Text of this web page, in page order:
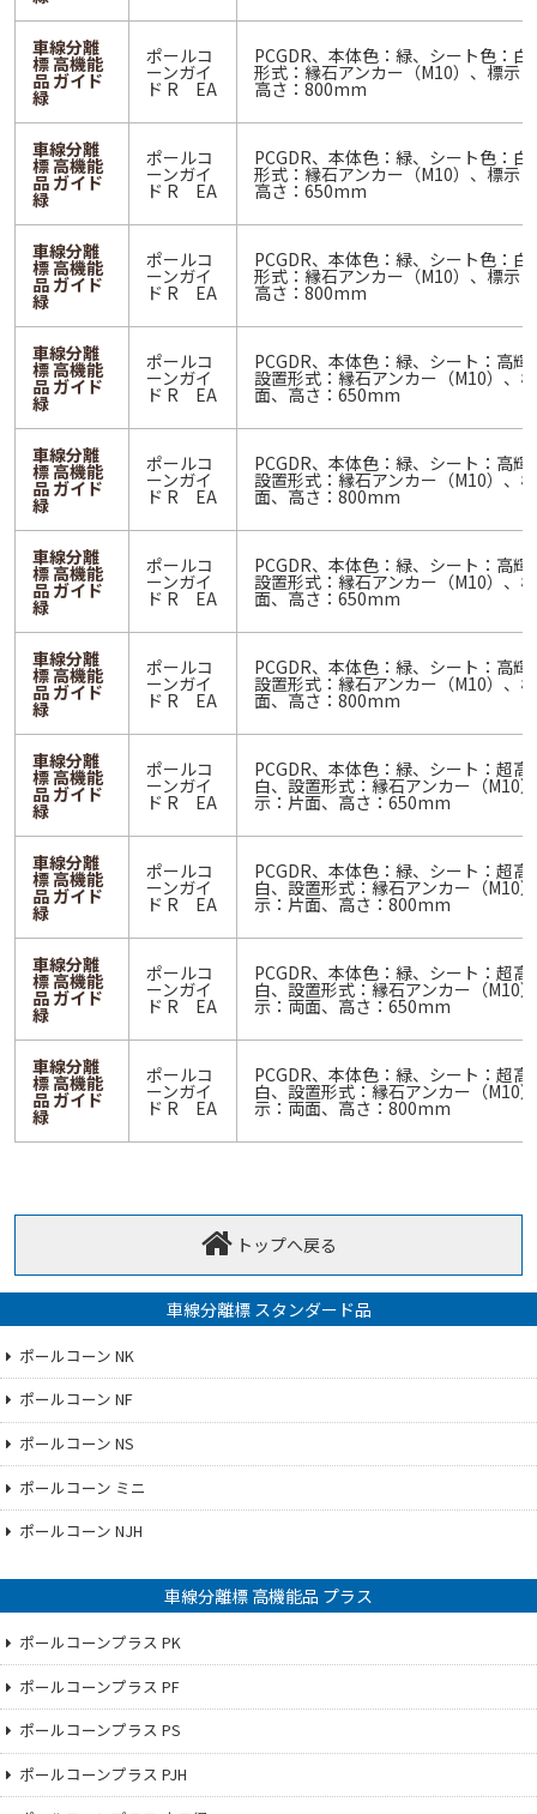
車線分離
標 高機能
品 ガイド
緑
ポールコ
ーンガイ
ド R EA
PCGDR、本体色：緑、シート色：白
形式：縁石アンカー（M10）、標示
高さ：800mm
車線分離
標 高機能
品 ガイド
緑
ポールコ
ーンガイ
ド R EA
PCGDR、本体色：緑、シート色：白
形式：縁石アンカー（M10）、標示
高さ：650mm
車線分離
標 高機能
品 ガイド
緑
ポールコ
ーンガイ
ド R EA
PCGDR、本体色：緑、シート色：白
形式：縁石アンカー（M10）、標示
高さ：800mm
車線分離
標 高機能
品 ガイド
緑
ポールコ
ーンガイ
ド R EA
PCGDR、本体色：緑、シート：高輝
設置形式：縁石アンカー（M10）、
面、高さ：650mm
車線分離
標 高機能
品 ガイド
緑
ポールコ
ーンガイ
ド R EA
PCGDR、本体色：緑、シート：高輝
設置形式：縁石アンカー（M10）、
面、高さ：800mm
車線分離
標 高機能
品 ガイド
緑
ポールコ
ーンガイ
ド R EA
PCGDR、本体色：緑、シート：高輝
設置形式：縁石アンカー（M10）、
面、高さ：650mm
車線分離
標 高機能
品 ガイド
緑
ポールコ
ーンガイ
ド R EA
PCGDR、本体色：緑、シート：高輝
設置形式：縁石アンカー（M10）、
面、高さ：800mm
車線分離
標 高機能
品 ガイド
緑
ポールコ
ーンガイ
ド R EA
PCGDR、本体色：緑、シート：超高
白、設置形式：縁石アンカー（M10
示：片面、高さ：650mm
車線分離
標 高機能
品 ガイド
緑
ポールコ
ーンガイ
ド R EA
PCGDR、本体色：緑、シート：超高
白、設置形式：縁石アンカー（M10
示：片面、高さ：800mm
車線分離
標 高機能
品 ガイド
緑
ポールコ
ーンガイ
ド R EA
PCGDR、本体色：緑、シート：超高
白、設置形式：縁石アンカー（M10
示：両面、高さ：650mm
車線分離
標 高機能
品 ガイド
緑
ポールコ
ーンガイ
ド R EA
PCGDR、本体色：緑、シート：超高
白、設置形式：縁石アンカー（M10
示：両面、高さ：800mm
トップへ戻る
車線分離標 スタンダード品
ポールコーン NK
ポールコーン NF
ポールコーン NS
ポールコーン ミニ
ポールコーン NJH
車線分離標 高機能品 プラス
ポールコーンプラス PK
ポールコーンプラス PF
ポールコーンプラス PS
ポールコーンプラス PJH